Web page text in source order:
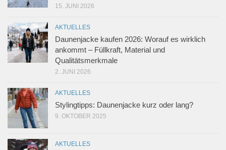
15. JUNI 2026
AKTUELLES
Daunenjacke kaufen 2026: Worauf es wirklich
ankommt – Füllkraft, Material und
Qualitätsmerkmale
2. JUNI 2026
AKTUELLES
Stylingtipps: Daunenjacke kurz oder lang?
9. OKTOBER 2025
AKTUELLES